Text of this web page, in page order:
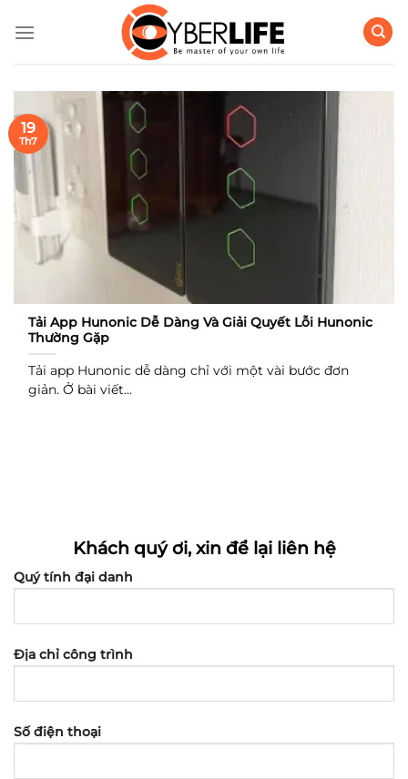
qua
Tải App Hunonic Dễ Dàng Và Giải Quyết Lỗi Hunonic
Thường Gặp
Tải app Hunonic dễ dàng chỉ với một vài bước đơn
giản. Ở bài viết...
19
Th7
Khách quý ơi, xin để lại liên hệ
Quý tính đại danh
Địa chỉ công trình
Số điện thoại